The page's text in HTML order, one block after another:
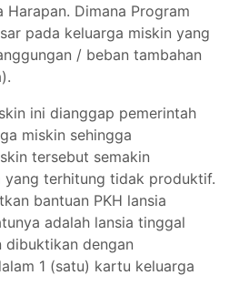
Harapan. Dimana Program
pada keluarga miskin yang
/ beban tambahan
ini dianggap pemerintah
miskin sehingga
tersebut semakin
yang terhitung tidak produktif.
bantuan PKH lansia
adalah lansia tinggal
dibuktikan dengan
1 (satu) kartu keluarga